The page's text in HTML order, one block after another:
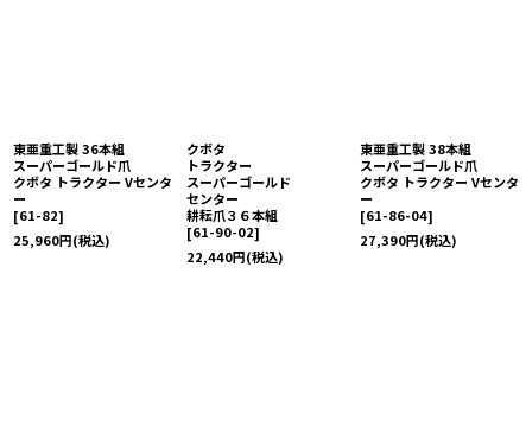
東亜重工製 36本組
スーパーゴールド爪
クボタ トラクター Vセンタ
ー
[61-82]
25,960円(税込)
クボタ
トラクター
スーパーゴールド
センター
耕耘爪３６本組
[61-90-02]
22,440円(税込)
東亜重工製 38本組
スーパーゴールド爪
クボタ トラクター Vセンタ
ー
[61-86-04]
27,390円(税込)